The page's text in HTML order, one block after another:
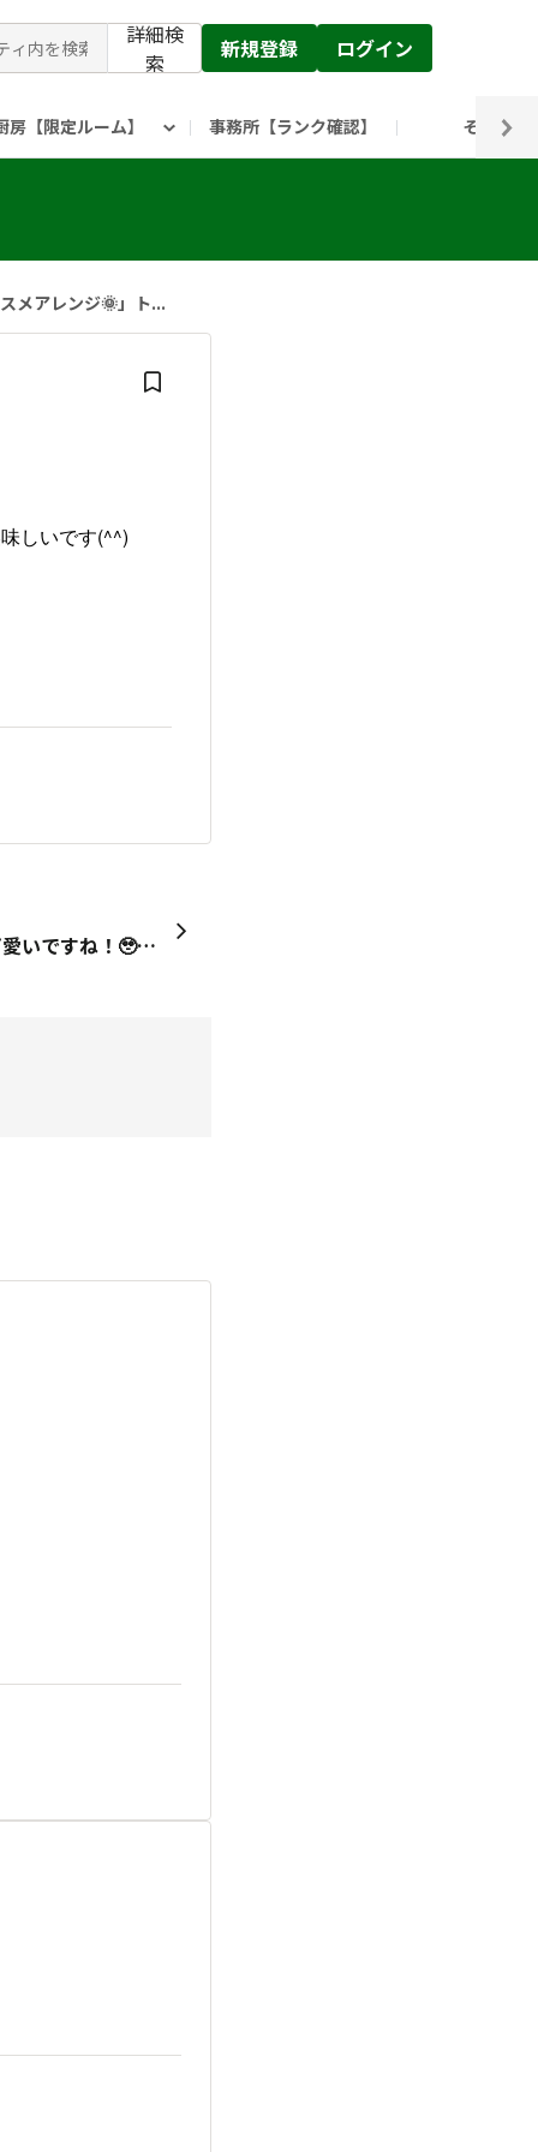
詳細検
索
新規登録 ログイン
房【限定ルーム】 事務所【ランク確認】 その他
クルスホールディングスHP
メアレンジ🌞」ト...
しいです(^^)
Xのススムくん…めっちゃ可愛いですね！🥹ご飯がススムの公式さまが引用されていました🌟→Xススムくん公式投稿https://x.com/p_susumu_ofcl/status/2072944642547650700?s=20